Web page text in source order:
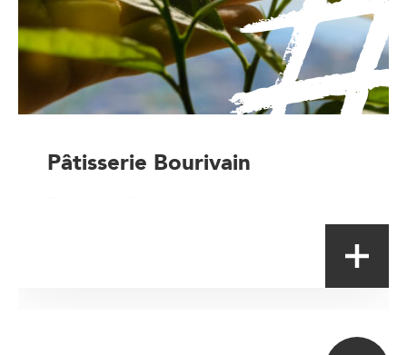
Pâtisserie Bourivain